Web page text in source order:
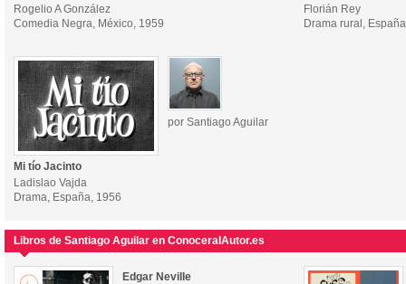
Rogelio A González
Comedia Negra, México, 1959
Florián Rey
Drama rural,
por Santiago Aguilar
Mi tío Jacinto
Ladislao Vajda
Drama, España, 1956
Libros de Santiago Aguilar en ConoceralAutor.es
Edgar Neville